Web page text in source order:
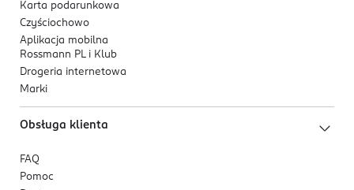
Karta podarunkowa
Czyściochowo
Aplikacja mobilna
Rossmann PL i Klub
Drogeria internetowa
Marki
Obsługa klienta
FAQ
Pomoc